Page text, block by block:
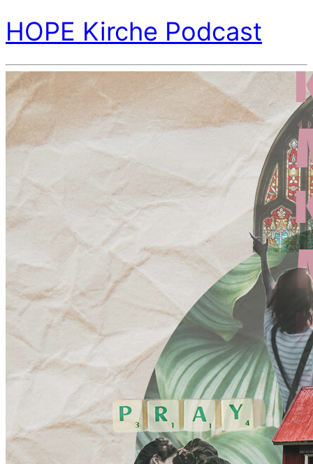
HOPE Kirche Podcast